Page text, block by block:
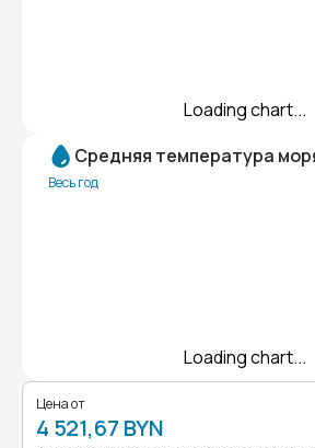
Loading chart...
Средняя температура
Весь год
Loading chart...
Цена от
4 521,67 BYN